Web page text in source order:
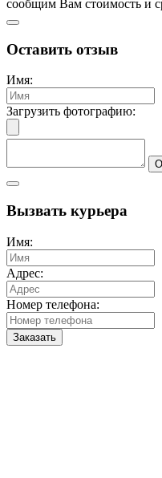
сообщим Вам стоимость и
Оставить отзыв
Имя:
Загрузить фотографию:
Вызвать курьера
Имя:
Адрес:
Номер телефона:
Заказать